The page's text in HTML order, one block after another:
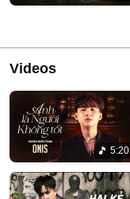
Videos
5:20